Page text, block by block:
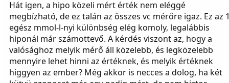
Sajnos.....
Hát igen, a hipo közeli mért érték nem eléggé
megbízható, de ez talán az összes vc mérőre igaz. Ez az
egész mmol-l-nyi különbség elég komoly, legalábbis
hiponál már számottevő. A kérdés viszont az, hogy a
valósághoz melyik mérő áll közelebb, és legközelebb
mennyire lehet hinni az értéknek, és melyik értéknek
higgyen az ember? Még akkor is necces a dolog, ha két